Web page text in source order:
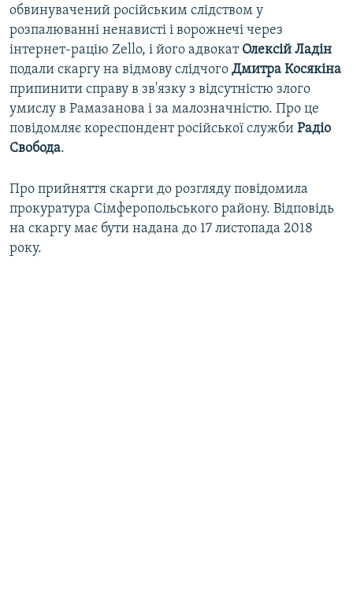
Усі сайти RFE/RL
обвинувачений російським слідством у
розпалюванні ненависті і ворожнечі через
інтернет-рацію Zello, і його адвокат Олексій Ладін
подали скаргу на відмову слідчого Дмитра Косякіна
припинити справу в зв'язку з відсутністю злого
умислу в Рамазанова і за малозначністю. Про це
повідомляє кореспондент російської служби Радіо
Свобода.
Про прийняття скарги до розгляду повідомила
прокуратура Сімферопольського району. Відповідь
на скаргу має бути надана до 17 листопада 2018
року.